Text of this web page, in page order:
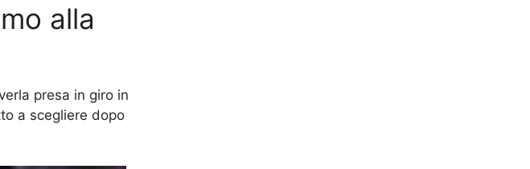
alla
presa in giro in
a scegliere dopo